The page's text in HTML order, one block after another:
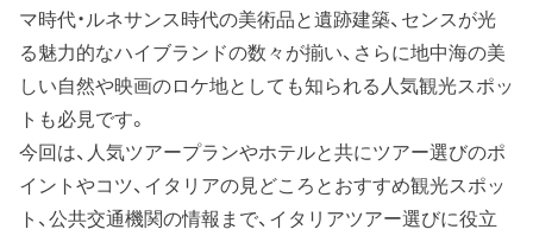
マ時代・ルネサンス時代の美術品と遺跡建築、センスが光
る魅力的なハイブランドの数々が揃い、さらに地中海の美
しい自然や映画のロケ地としても知られる人気観光スポッ
トも必見です。
今回は、人気ツアープランやホテルと共にツアー選びのポ
イントやコツ、イタリアの見どころとおすすめ観光スポッ
ト、公共交通機関の情報まで、イタリアツアー選びに役立